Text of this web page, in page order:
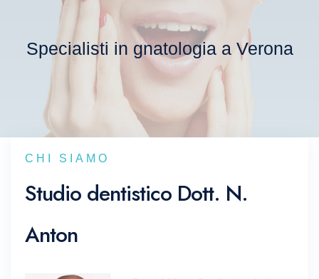
Specialisti in gnatologia a Verona
CHI SIAMO
Studio dentistico Dott. N.
Anton